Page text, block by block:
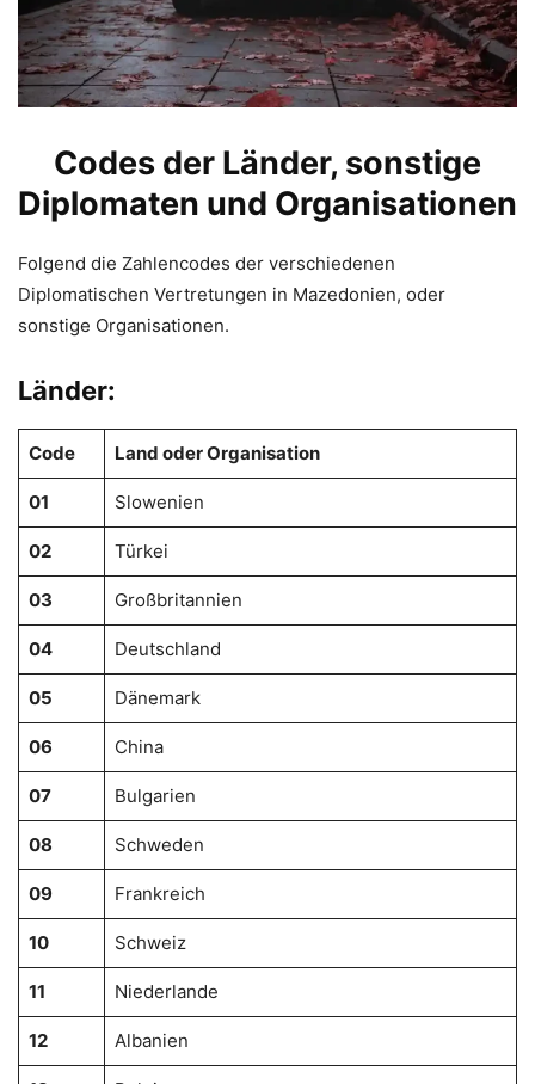
Codes der Länder, sonstige
Diplomaten und Organisationen
Folgend die Zahlencodes der verschiedenen
Diplomatischen Vertretungen in Mazedonien, oder
sonstige Organisationen.
Länder:
Code Land oder Organisation
01 Slowenien
02 Türkei
03 Großbritannien
04 Deutschland
05 Dänemark
06 China
07 Bulgarien
08 Schweden
09 Frankreich
10 Schweiz
11 Niederlande
12 Albanien